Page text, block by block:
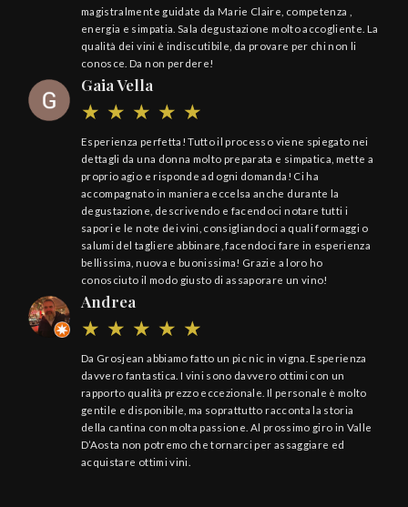
magistralmente guidate da Marie Claire, competenza ,
energia e simpatia. Sala degustazione molto accogliente. La
qualità dei vini è indiscutibile, da provare per chi non li
conosce. Da non perdere!
Gaia Vella
Esperienza perfetta! Tutto il processo viene spiegato nei
dettagli da una donna molto preparata e simpatica, mette a
proprio agio e risponde ad ogni domanda! Ci ha
accompagnato in maniera eccelsa anche durante la
degustazione, descrivendo e facendoci notare tutti i
sapori e le note dei vini, consigliandoci a quali formaggi o
salumi del tagliere abbinare, facendoci fare in esperienza
bellissima, nuova e buonissima! Grazie a loro ho
conosciuto il modo giusto di assaporare un vino!
Andrea
Da Grosjean abbiamo fatto un pic nic in vigna. Esperienza
davvero fantastica. I vini sono davvero ottimi con un
rapporto qualità prezzo eccezionale. Il personale è molto
gentile e disponibile, ma soprattutto racconta la storia
della cantina con molta passione. Al prossimo giro in Valle
D’Aosta non potremo che tornarci per assaggiare ed
acquistare ottimi vini.